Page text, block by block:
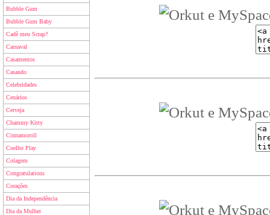
Bubble Gum
Bubble Gum Baby
Cadê meu Scrap?
Carnaval
Casamentos
Casando
Celebridades
Cenários
Cerveja
Chammy Kitty
Cinnamoroll
Coelho Play
Colagem
Congratulations
Corações
Dia da Independência
Dia da Mulher